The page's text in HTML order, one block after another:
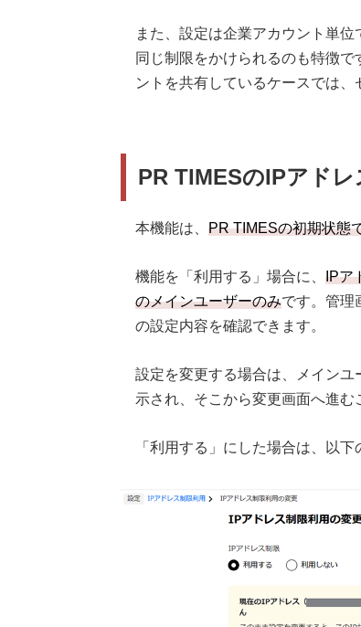
また、設定は企業アカウント単
同じ制限をかけられるのも特徴
ントを共有しているケースでは、
PR TIMESのIPアド
本機能は、 PR TIMESの初期状態
機能を「利用する」場合に、 IPア
のメインユーザーのみです。管理
の設定内容を確認できます。
設定を変更する場合は、メイン
示され、そこから変更画面へ進む
「利用する」にした場合は、以下